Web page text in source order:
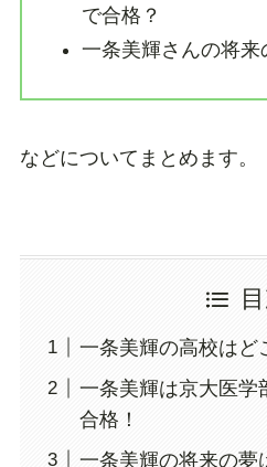
で合格？
一条美輝さんの将
などについてまとめます。
一条美輝の高校はど
一条美輝は京大医学
合格！
一条美輝の将来の夢